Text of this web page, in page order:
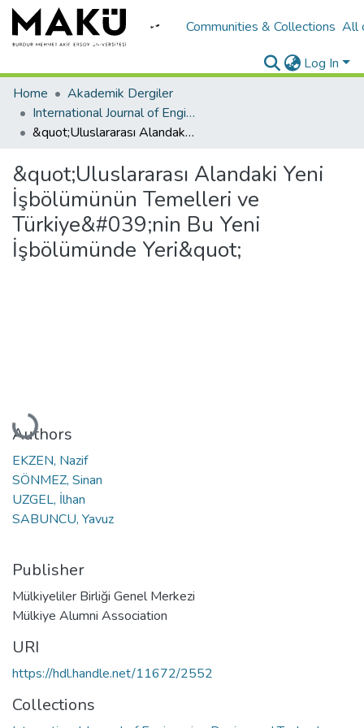
Communities & Collections All
Log In
Home
Akademik Dergiler
International Journal of Engineering Design and Technology
&quot;Uluslararası Alandaki Yeni İşbölümünün Temelleri ve Türkiye&#039;nin Bu Yeni İşbölümünde Yeri&quot;
&quot;Uluslararası Alandaki Yeni
İşbölümünün Temelleri ve
Türkiye&#039;nin Bu Yeni
İşbölümünde Yeri&quot;
Loading...
Authors
EKZEN, Nazif
SÖNMEZ, Sinan
UZGEL, İlhan
SABUNCU, Yavuz
Publisher
Mülkiyeliler Birliği Genel Merkezi
Mülkiye Alumni Association
URI
https://hdl.handle.net/11672/2552
Collections